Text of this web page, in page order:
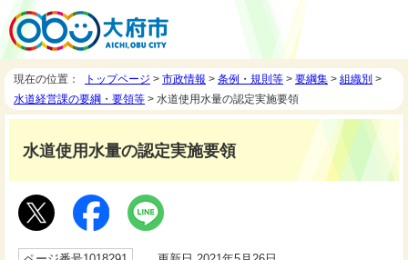
現在の位置： トップページ > 市政情報 > 条例・規則等 > 要綱集 > 組織別 >
水道経営課の要綱・要領等 > 水道使用水量の認定実施要領
水道使用水量の認定実施要領